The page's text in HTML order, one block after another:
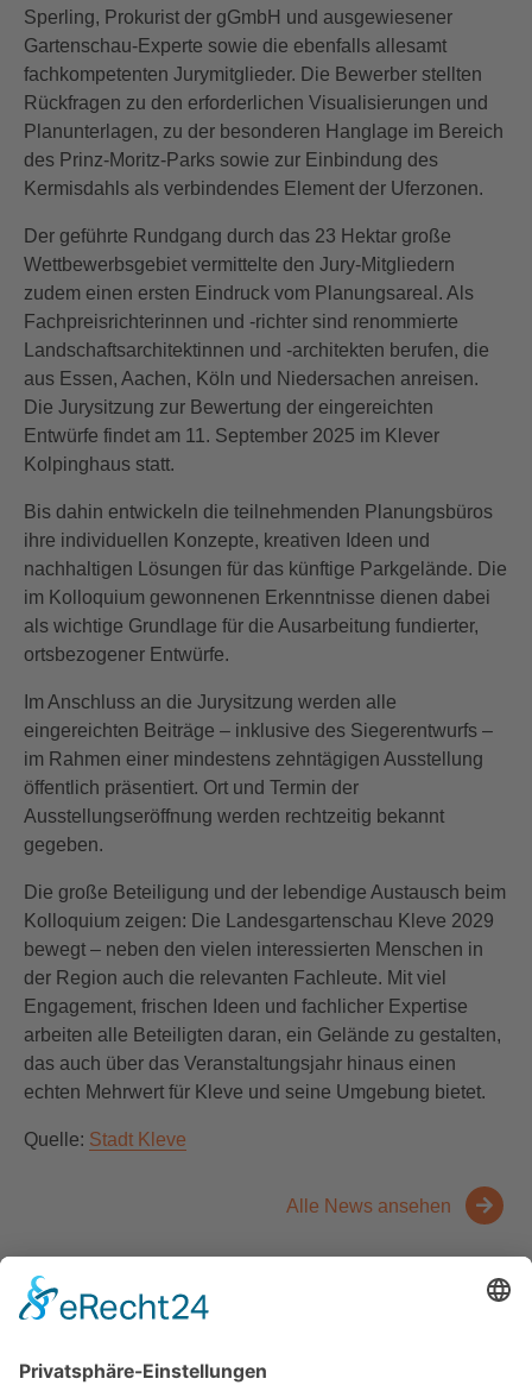
Sperling, Prokurist der gGmbH und ausgewiesener
Gartenschau-Experte sowie die ebenfalls allesamt
fachkompetenten Jurymitglieder. Die Bewerber stellten
Rückfragen zu den erforderlichen Visualisierungen und
Planunterlagen, zu der besonderen Hanglage im Bereich
des Prinz-Moritz-Parks sowie zur Einbindung des
Kermisdahls als verbindendes Element der Uferzonen.
Der geführte Rundgang durch das 23 Hektar große
Wettbewerbsgebiet vermittelte den Jury-Mitgliedern
zudem einen ersten Eindruck vom Planungsareal. Als
Fachpreisrichterinnen und -richter sind renommierte
Landschaftsarchitektinnen und -architekten berufen, die
aus Essen, Aachen, Köln und Niedersachen anreisen.
Die Jurysitzung zur Bewertung der eingereichten
Entwürfe findet am 11. September 2025 im Klever
Kolpinghaus statt.
Bis dahin entwickeln die teilnehmenden Planungsbüros
ihre individuellen Konzepte, kreativen Ideen und
nachhaltigen Lösungen für das künftige Parkgelände. Die
im Kolloquium gewonnenen Erkenntnisse dienen dabei
als wichtige Grundlage für die Ausarbeitung fundierter,
ortsbezogener Entwürfe.
Im Anschluss an die Jurysitzung werden alle
eingereichten Beiträge – inklusive des Siegerentwurfs –
im Rahmen einer mindestens zehntägigen Ausstellung
öffentlich präsentiert. Ort und Termin der
Ausstellungseröffnung werden rechtzeitig bekannt
gegeben.
Die große Beteiligung und der lebendige Austausch beim
Kolloquium zeigen: Die Landesgartenschau Kleve 2029
bewegt – neben den vielen interessierten Menschen in
der Region auch die relevanten Fachleute. Mit viel
Engagement, frischen Ideen und fachlicher Expertise
arbeiten alle Beteiligten daran, ein Gelände zu gestalten,
das auch über das Veranstaltungsjahr hinaus einen
echten Mehrwert für Kleve und seine Umgebung bietet.
Quelle: Stadt Kleve
Alle News ansehen